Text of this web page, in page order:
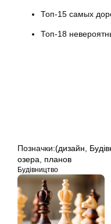
Топ-15 самых
Топ-18
Позначки:(дизайн,
озера, планов
Будівництво